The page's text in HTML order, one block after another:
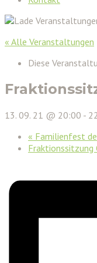
« Alle Veranstaltungen
Diese
13. 09. 21 @ 20:00 -
« Familienfest
Fraktionssitzung